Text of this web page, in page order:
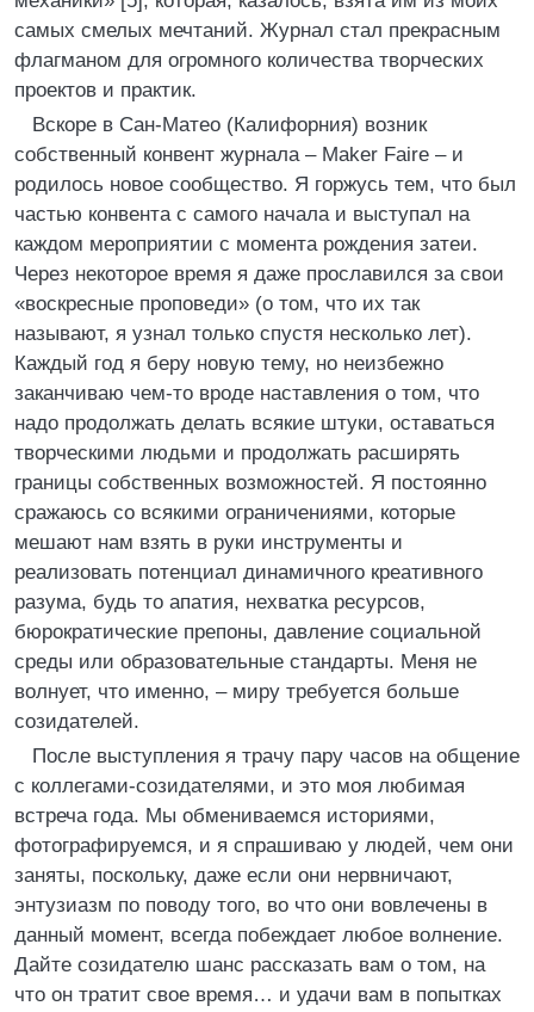
самых смелых мечтаний. Журнал стал прекрасным
флагманом для огромного количества творческих
проектов и практик.
Вскоре в Сан-Матео (Калифорния) возник
собственный конвент журнала – Maker Faire – и
родилось новое сообщество. Я горжусь тем, что был
частью конвента с самого начала и выступал на
каждом мероприятии с момента рождения затеи.
Через некоторое время я даже прославился за свои
«воскресные проповеди» (о том, что их так
называют, я узнал только спустя несколько лет).
Каждый год я беру новую тему, но неизбежно
заканчиваю чем-то вроде наставления о том, что
надо продолжать делать всякие штуки, оставаться
творческими людьми и продолжать расширять
границы собственных возможностей. Я постоянно
сражаюсь со всякими ограничениями, которые
мешают нам взять в руки инструменты и
реализовать потенциал динамичного креативного
разума, будь то апатия, нехватка ресурсов,
бюрократические препоны, давление социальной
среды или образовательные стандарты. Меня не
волнует, что именно, – миру требуется больше
созидателей.
После выступления я трачу пару часов на общение
с коллегами-созидателями, и это моя любимая
встреча года. Мы обмениваемся историями,
фотографируемся, и я спрашиваю у людей, чем они
заняты, поскольку, даже если они нервничают,
энтузиазм по поводу того, во что они вовлечены в
данный момент, всегда побеждает любое волнение.
Дайте созидателю шанс рассказать вам о том, на
что он тратит свое время… и удачи вам в попытках